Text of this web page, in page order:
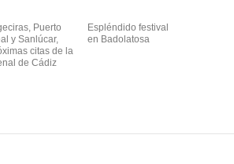
Puerto
y Sanlúcar,
citas de la
de Cádiz
Espléndido festival
en Badolatosa